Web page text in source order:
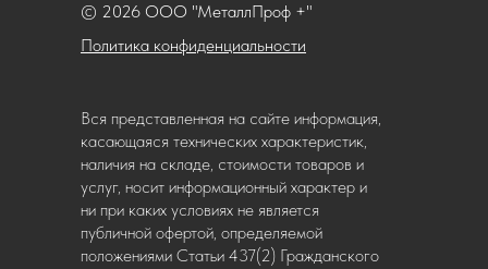
Политика конфиденциальности
© 2026 ООО "МеталлПроф +"
Вся представленная на сайте информация,
касающаяся технических характеристик,
наличия на складе, стоимости товаров и
услуг, носит информационный характер и
ни при каких условиях не является
публичной офертой, определяемой
положениями Статьи 437(2) Гражданского